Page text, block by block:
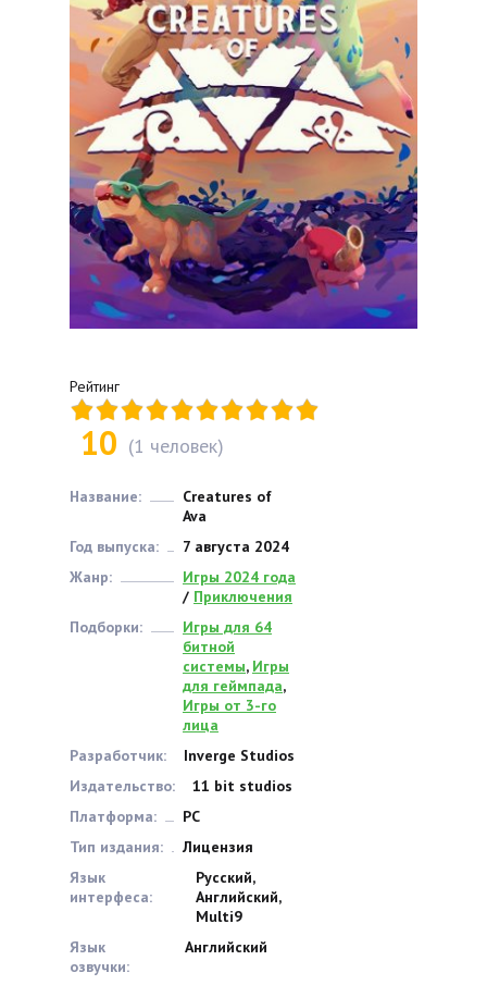
Рейтинг
10 (1 человек)
Название:
Creatures of
Ava
Год выпуска:
7 августа 2024
Жанр:
Игры 2024 года
/ Приключения
Подборки:
Игры для 64
битной
системы, Игры
для геймпада,
Игры от 3-го
лица
Разработчик:
Inverge Studios
Издательство:
11 bit studios
Платформа:
PC
Тип издания:
Лицензия
Язык
интерфеса:
Русский,
Английский,
Multi9
Язык
озвучки:
Английский